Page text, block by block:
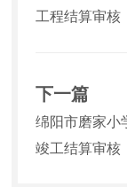
工程结算审核
下一篇
绵阳市磨家小
竣工结算审核